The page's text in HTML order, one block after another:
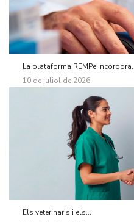
La plataforma REMPe
10 de juliol de 2026
Els veterinaris i els...